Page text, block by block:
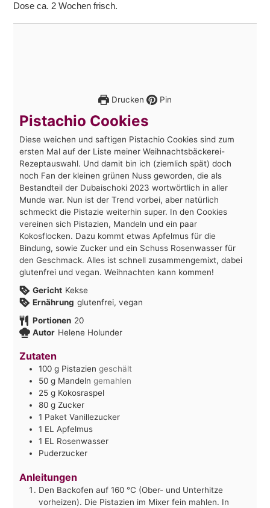
Dose ca. 2 Wochen frisch.
Drucken Pin
Pistachio Cookies
Diese weichen und saftigen Pistachio Cookies sind zum
ersten Mal auf der Liste meiner Weihnachtsbäckerei-
Rezeptauswahl. Und damit bin ich (ziemlich spät) doch
noch Fan der kleinen grünen Nuss geworden, die als
Bestandteil der Dubaischoki 2023 wortwörtlich in aller
Munde war. Nun ist der Trend vorbei, aber natürlich
schmeckt die Pistazie weiterhin super. In den Cookies
vereinen sich Pistazien, Mandeln und ein paar
Kokosflocken. Dazu kommt etwas Apfelmus für die
Bindung, sowie Zucker und ein Schuss Rosenwasser für
den Geschmack. Alles ist schnell zusammengemixt, dabei
glutenfrei und vegan. Weihnachten kann kommen!
Gericht Kekse
Ernährung glutenfrei, vegan
Portionen 20
Autor Helene Holunder
Zutaten
100 g Pistazien geschält
50 g Mandeln gemahlen
25 g Kokosraspel
80 g Zucker
1 Paket Vanillezucker
1 EL Apfelmus
1 EL Rosenwasser
Puderzucker
Anleitungen
Den Backofen auf 160 °C (Ober- und Unterhitze
vorheizen). Die Pistazien im Mixer fein mahlen. In